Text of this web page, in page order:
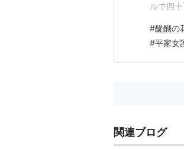
ルで四
た舞踊
之資の
#醍醐の
#平家女
関連ブログ